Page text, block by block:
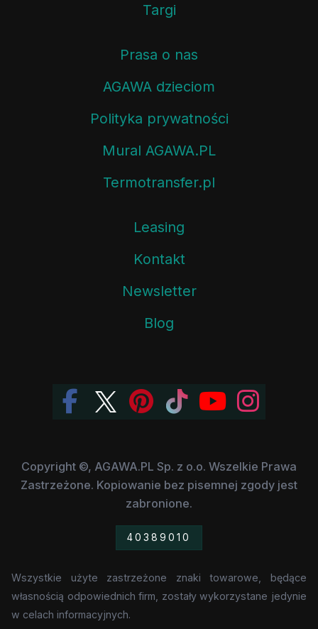
Targi
Prasa o nas
AGAWA dzieciom
Polityka prywatności
Mural AGAWA.PL
Termotransfer.pl
Leasing
Kontakt
Newsletter
Blog
Copyright ©, AGAWA.PL Sp. z o.o. Wszelkie Prawa
Zastrzeżone. Kopiowanie bez pisemnej zgody jest
zabronione.
40389010
Wszystkie użyte zastrzeżone znaki towarowe, będące
własnością odpowiednich firm, zostały wykorzystane jedynie
w celach informacyjnych.